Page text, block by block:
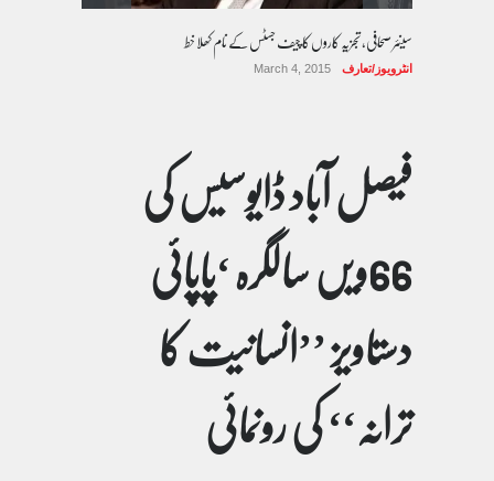
سینئر صحافی، تجزیہ کاروں کا چیف جسٹس کے نام کھلا خط
انٹرویوز/تعارف March 4, 2015
فیصل آباد ڈایوسیس کی
66ویں سالگرہ ‘پاپائی
دستاویز ’’انسانیت کا
ترانہ‘‘ کی رونمائی